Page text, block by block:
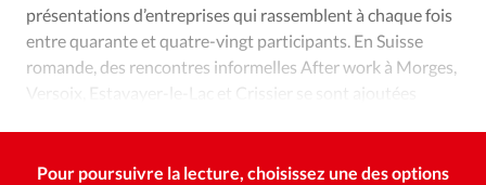
Vécu
Vie Intérieure
présentations d’entreprises qui rassemblent à chaque fois
entre quarante et quatre-vingt participants. En Suisse
romande, des rencontres informelles After work à Morges,
Versoix, Estavayer-le-Lac et Crissier se sont ajoutées
Pour poursuivre la lecture, choisissez une des options